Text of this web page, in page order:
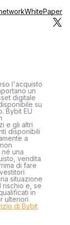
WhitePaper
l'acquisto
un
digitale
su
Bybit EU
e gli altri
disponibili
a
una
vendita
di fare
situazione
rischio e, se
in
ulteriori
di Bybit